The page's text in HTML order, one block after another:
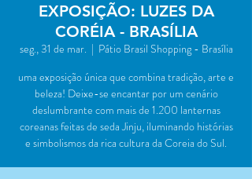
EXPOSIÇÃO: LUZES DA
CORÉIA - BRASÍLIA
seg., 31 de mar.
  |
Pátio Brasil Shopping - Brasília
uma exposição única que combina tradição, arte e
beleza! Deixe-se encantar por um cenário
deslumbrante com mais de 1.200 lanternas
coreanas feitas de seda Jinju, iluminando histórias
e simbolismos da rica cultura da Coreia do Sul.